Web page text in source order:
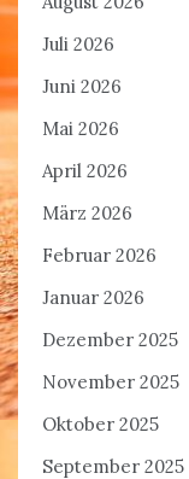
Juli 2026
Juni 2026
Mai 2026
April 2026
März 2026
Februar 2026
Januar 2026
Dezember 2025
November 2025
Oktober 2025
September 2025